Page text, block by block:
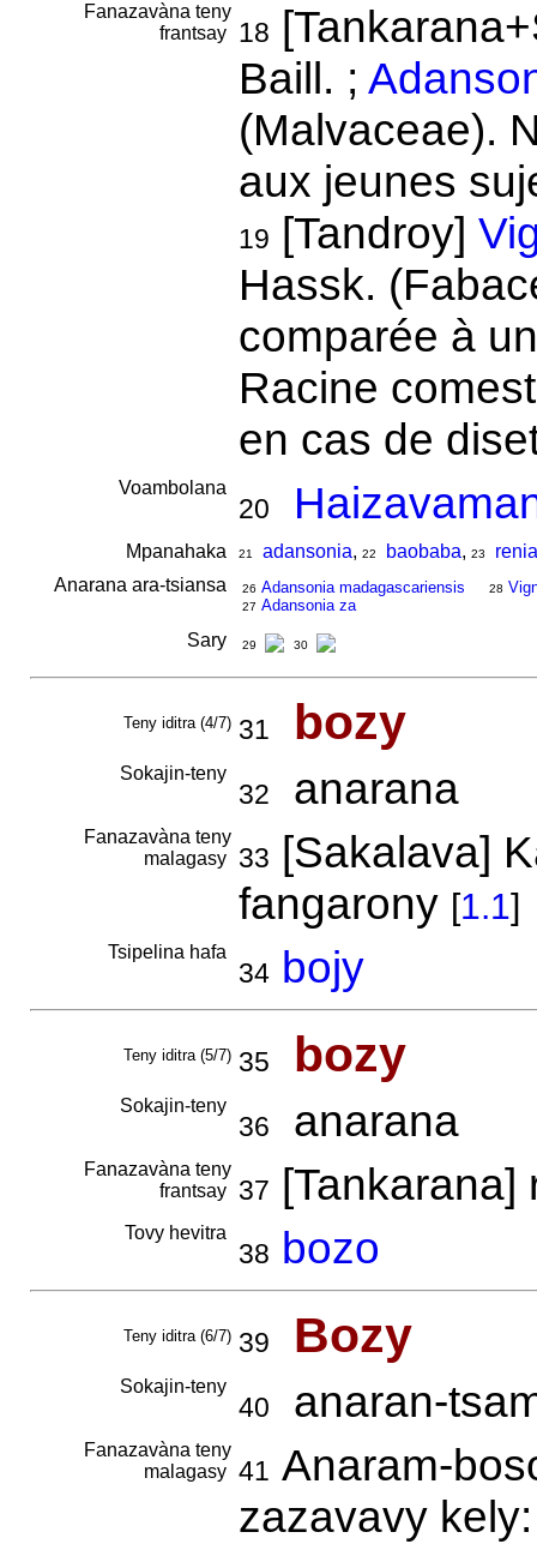
Fanazavàna teny
frantsay
18
Baill. ;
(Malvaceae).
aux jeunes
19 [Tandroy]
Hassk.
comparée à
Racine
en cas de
Voambolana
20
Mpanahaka 21 adansonia, 22 baobaba, 23
Anarana ara-tsiansa
26 Adansonia madagascariensis
27 Adansonia za
28
Sary 29 30
Teny iditra (4/7) 31 bozy
Sokajin-teny
32 anarana
Fanazavàna teny
malagasy
33 [Sakalava]
fangarony [1.1]
Tsipelina hafa
34 bojy
Teny iditra (5/7) 35 bozy
Sokajin-teny
36 anarana
Fanazavàna teny
frantsay
37
Tovy hevitra
38 bozo
Teny iditra (6/7) 39 Bozy
Sokajin-teny
40 anaran-
Fanazavàna teny
malagasy 41 Anaram-
zazavavy